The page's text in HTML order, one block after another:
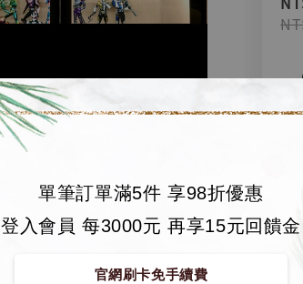
單筆訂單滿5件 享98折優惠
登入會員 每3000元 再享15元回饋金
官網刷卡免手續費